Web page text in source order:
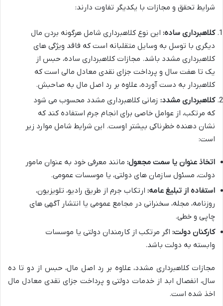
شرایط تحقق و مجازات با یکدیگر تفاوت دارند:
کلاهبرداری ساده: این نوع کلاهبرداری شامل هرگونه بردن مال
دیگری با توسل به وسایل متقلبانه است که فاقد ویژگی های
کلاهبرداری مشدد باشد. مجازات کلاهبرداری ساده، حبس از
یک تا هفت سال و پرداخت جزای نقدی معادل مالی است که
کلاهبردار به دست آورده، علاوه بر رد اصل مال به صاحبش.
کلاهبرداری مشدد: زمانی کلاهبرداری مشدد محسوب می شود
که مرتکب، از عوامل خاصی برای انجام جرم استفاده کند که
نشان دهنده خطرناکی بیشتر اوست. این شرایط شامل موارد زیر
است:
اتخاذ عنوان یا سمت مجعول: مانند معرفی خود به عنوان مامور
دولت، مسئول سازمان های دولتی، یا موسسات عمومی.
استفاده از تبلیغ عامه: ارتکاب جرم از طریق رادیو، تلویزیون،
روزنامه، مجله، سخنرانی در مجامع عمومی یا انتشار آگهی های
چاپی و خطی.
کارکنان دولت: اگر مرتکب از کارمندان دولتی یا موسسات
وابسته به دولت باشد.
مجازات کلاهبرداری مشدد، علاوه بر رد اصل مال، حبس از دو تا ده
سال، انفصال ابد از خدمات دولتی و پرداخت جزای نقدی معادل مال
اخذ شده است.